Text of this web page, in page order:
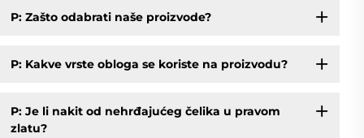
P: Zašto odabrati naše proizvode?
P: Kakve vrste obloga se koriste na proizvodu?
P: Je li nakit od nehrđajućeg čelika u pravom
zlatu?